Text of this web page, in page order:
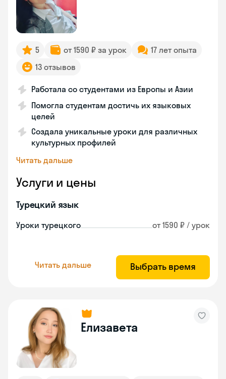
5 от 1590 ₽ за урок
17 лет опыта
13 отзывов
Работала со студентами из Европы и Азии
Помогла студентам достичь их языковых
целей
Создала уникальные уроки для различных
культурных профилей
Читать дальше
Услуги и цены
Турецкий язык
Уроки турецкого от 1590 ₽ / урок
Читать дальше Выбрать время
Елизавета